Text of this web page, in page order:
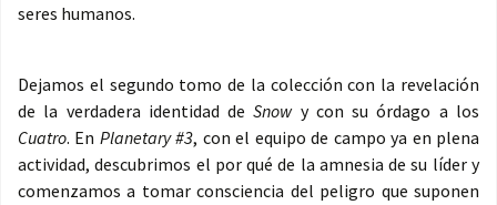
seres humanos.
Dejamos el segundo tomo de la colección con la revelación
de la verdadera identidad deSnowy con su órdago a los
Cuatro. En Planetary #3, con el equipo de campo ya en plena
actividad, descubrimos el por qué de la amnesia de su líder y
comenzamos a tomar consciencia del peligro que suponen